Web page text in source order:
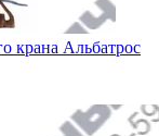
крана Альбатрос